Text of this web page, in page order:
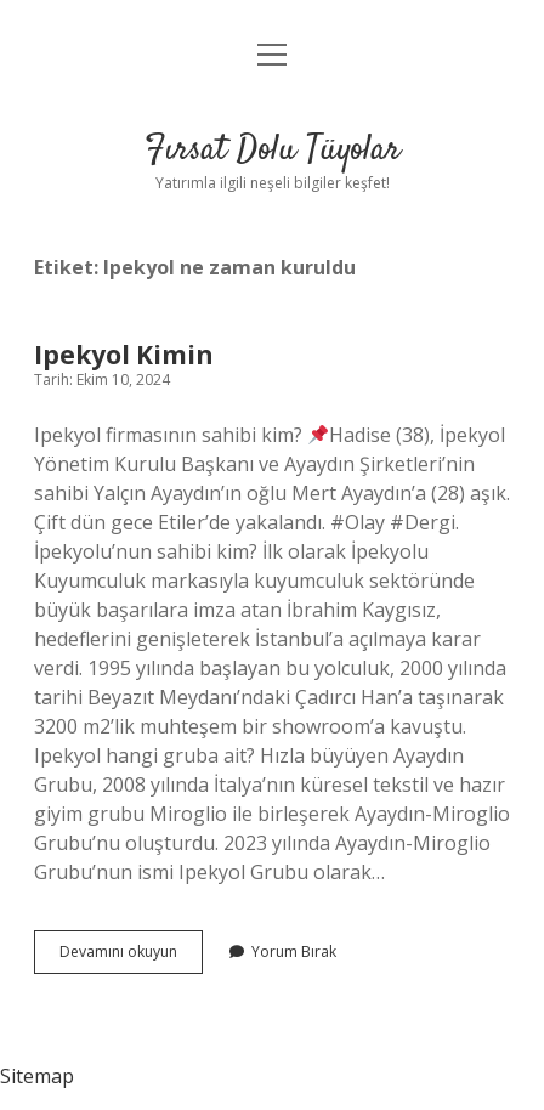
Gizlilik Politikası
Yasal Uyarı
menüyü
Fırsat Dolu Tüyolar
Yatırımla ilgili neşeli bilgiler keşfet!
Etiket: Ipekyol ne zaman kuruldu
Ipekyol Kimin
Tarih: Ekim 10, 2024
Ipekyol firmasının sahibi kim?
Hadise (38), İpekyol
Yönetim Kurulu Başkanı ve Ayaydın Şirketleri’nin
sahibi Yalçın Ayaydın’ın oğlu Mert Ayaydın’a (28) aşık.
Çift dün gece Etiler’de yakalandı. #Olay #Dergi.
İpekyolu’nun sahibi kim? İlk olarak İpekyolu
Kuyumculuk markasıyla kuyumculuk sektöründe
büyük başarılara imza atan İbrahim Kaygısız,
hedeflerini genişleterek İstanbul’a açılmaya karar
verdi. 1995 yılında başlayan bu yolculuk, 2000 yılında
tarihi Beyazıt Meydanı’ndaki Çadırcı Han’a taşınarak
3200 m2’lik muhteşem bir showroom’a kavuştu.
Ipekyol hangi gruba ait? Hızla büyüyen Ayaydın
Grubu, 2008 yılında İtalya’nın küresel tekstil ve hazır
giyim grubu Miroglio ile birleşerek Ayaydın-Miroglio
Grubu’nu oluşturdu. 2023 yılında Ayaydın-Miroglio
Grubu’nun ismi Ipekyol Grubu olarak…
Devamını okuyun
Kimin
Yorum Bırak
Sitemap